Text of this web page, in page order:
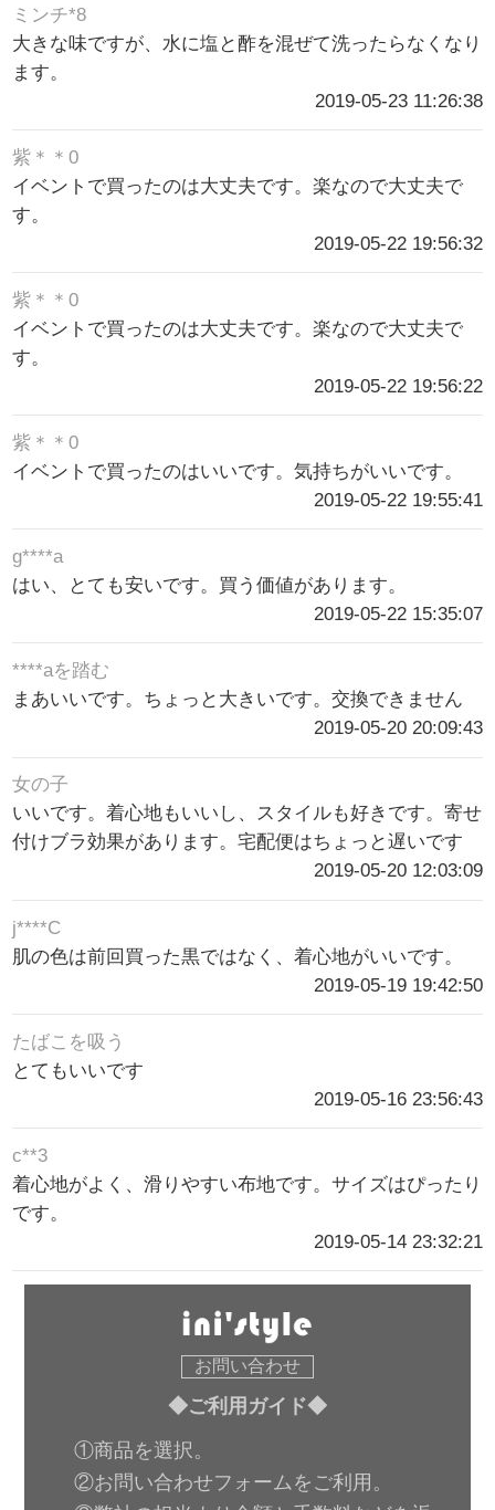
ミンチ*8
大きな味ですが、水に塩と酢を混ぜて洗ったらなくなり
ます。
2019-05-23 11:26:38
紫＊＊0
イベントで買ったのは大丈夫です。楽なので大丈夫で
す。
2019-05-22 19:56:32
紫＊＊0
イベントで買ったのは大丈夫です。楽なので大丈夫で
す。
2019-05-22 19:56:22
紫＊＊0
イベントで買ったのはいいです。気持ちがいいです。
2019-05-22 19:55:41
g****a
はい、とても安いです。買う価値があります。
2019-05-22 15:35:07
****aを踏む
まあいいです。ちょっと大きいです。交換できません
2019-05-20 20:09:43
女の子
いいです。着心地もいいし、スタイルも好きです。寄せ
付けブラ効果があります。宅配便はちょっと遅いです
2019-05-20 12:03:09
j****C
肌の色は前回買った黒ではなく、着心地がいいです。
2019-05-19 19:42:50
たばこを吸う
とてもいいです
2019-05-16 23:56:43
c**3
着心地がよく、滑りやすい布地です。サイズはぴったり
です。
2019-05-14 23:32:21
お問い合わせ
◆ご利用ガイド◆
①商品を選択。
②お問い合わせフォームをご利用。